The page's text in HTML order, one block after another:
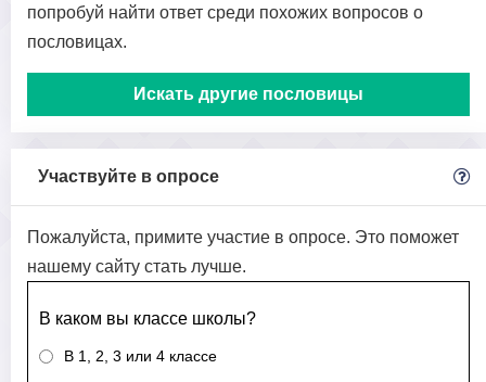
попробуй найти ответ среди похожих вопросов о
пословицах.
Искать другие пословицы
Участвуйте в опросе
Пожалуйста, примите участие в опросе. Это поможет
нашему сайту стать лучше.
В каком вы классе школы?
В 1, 2, 3 или 4 классе